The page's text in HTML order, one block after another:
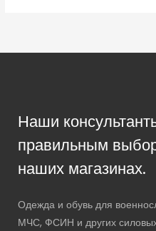
Наши
правильным
наших магазинах.
Одежда и обувь для
МЧС, ФСИН и других силовых